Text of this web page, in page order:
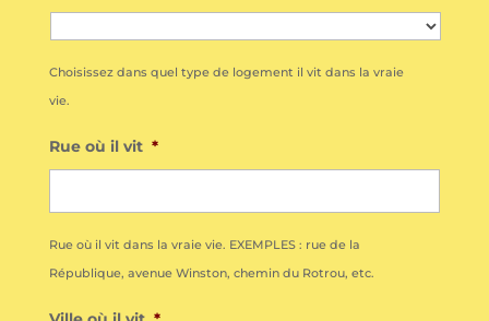
Choisissez dans quel type de logement il vit dans la vraie
vie.
Rue où il vit *
Rue où il vit dans la vraie vie. EXEMPLES : rue de la
République, avenue Winston, chemin du Rotrou, etc.